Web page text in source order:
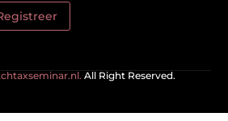
All Right Reserved.